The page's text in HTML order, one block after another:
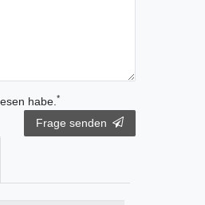
habe. *
Frage senden